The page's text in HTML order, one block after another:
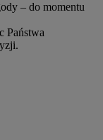
– do momentu
Państwa